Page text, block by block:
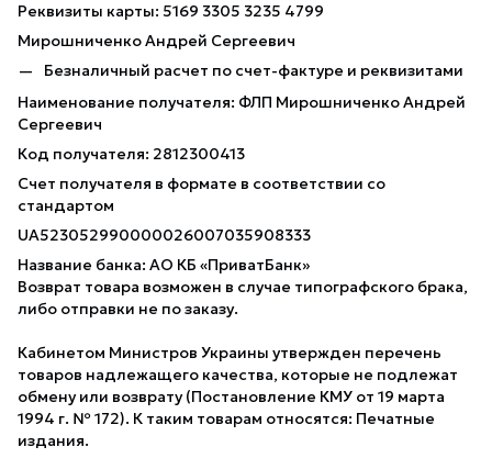
Реквизиты карты: 5169 3305 3235 4799
Мирошниченко Андрей Сергеевич
Безналичный расчет по счет-фактуре и реквизитами
Наименование получателя: ФЛП Мирошниченко Андрей
Сергеевич
Код получателя: 2812300413
Счет получателя в формате в соответствии со
стандартом
UA523052990000026007035908333
Название банка: АО КБ «ПриватБанк»
Возврат товара возможен в случае типографского брака,
либо отправки не по заказу.
Кабинетом Министров Украины утвержден перечень
товаров надлежащего качества, которые не подлежат
обмену или возврату (Постановление КМУ от 19 марта
1994 г. № 172). К таким товарам относятся: Печатные
издания.